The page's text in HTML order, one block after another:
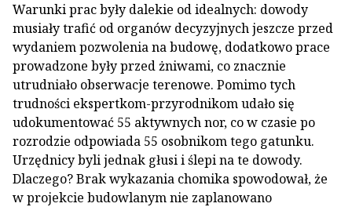
Warunki prac były dalekie od idealnych: dowody
musiały trafić od organów decyzyjnych jeszcze przed
wydaniem pozwolenia na budowę, dodatkowo prace
prowadzone były przed żniwami, co znacznie
utrudniało obserwacje terenowe. Pomimo tych
trudności ekspertkom-przyrodnikom udało się
udokumentować 55 aktywnych nor, co w czasie po
rozrodzie odpowiada 55 osobnikom tego gatunku.
Urzędnicy byli jednak głusi i ślepi na te dowody.
Dlaczego? Brak wykazania chomika spowodował, że
w projekcie budowlanym nie zaplanowano